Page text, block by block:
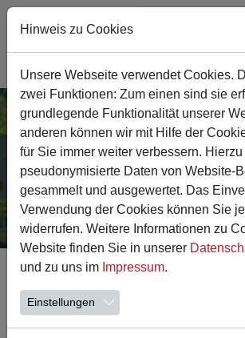
Zum Hauptinhalt springen
Sie sind hier:
Astrid-Lindgren-Schule Startseite
Zurück
Hinweis zu Cookies
Unsere Webseite verwendet Cookies.
zwei Funktionen: Zum einen sind sie
grundlegende Funktionalität unserer
anderen können wir mit Hilfe der
für Sie immer weiter verbessern.
pseudonymisierte Daten von Website-
gesammelt und ausgewertet. Das
Verwendung der Cookies können Sie
widerrufen. Weitere Informationen zu
Website finden Sie in unserer
und zu uns im Impressum.
Einstellungen